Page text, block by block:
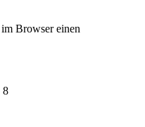
Browser einen
8